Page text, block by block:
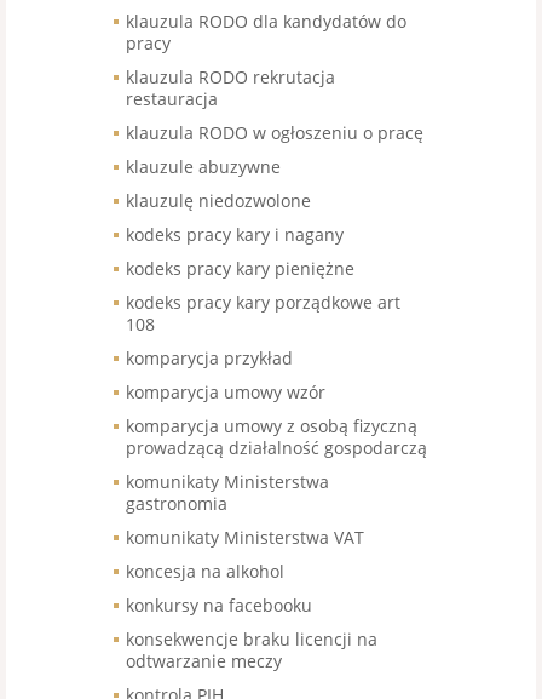
klauzula RODO dla kandydatów do
pracy
klauzula RODO rekrutacja
restauracja
klauzula RODO w ogłoszeniu o pracę
klauzule abuzywne
klauzulę niedozwolone
kodeks pracy kary i nagany
kodeks pracy kary pieniężne
kodeks pracy kary porządkowe art
108
komparycja przykład
komparycja umowy wzór
komparycja umowy z osobą fizyczną
prowadzącą działalność gospodarczą
komunikaty Ministerstwa
gastronomia
komunikaty Ministerstwa VAT
koncesja na alkohol
konkursy na facebooku
konsekwencje braku licencji na
odtwarzanie meczy